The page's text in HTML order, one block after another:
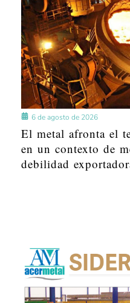
6 de agosto de 2026
El metal afronta el
en un contexto de
debilidad